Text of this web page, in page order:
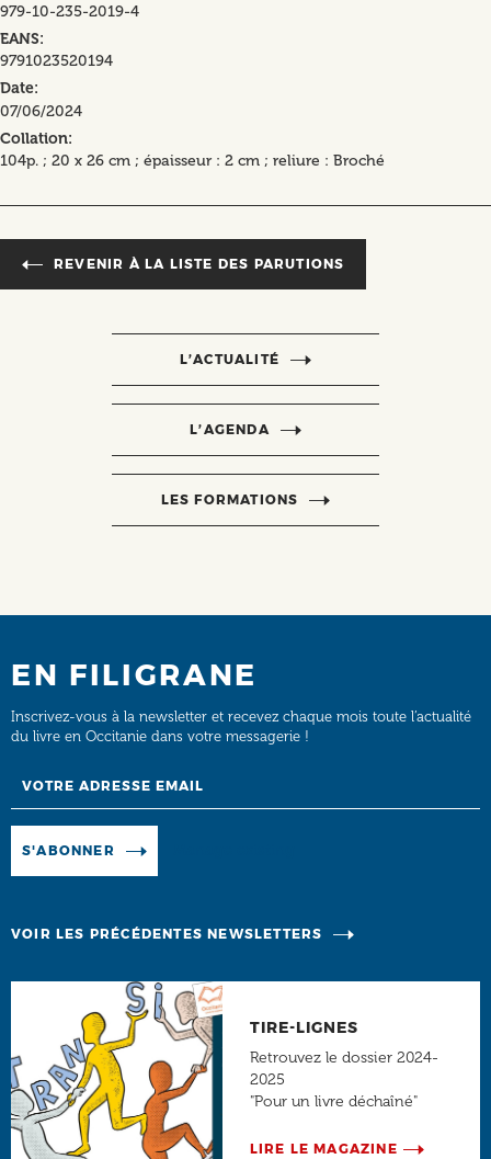
979-10-235-2019-4
EANS
9791023520194
Date
07/06/2024
Collation
104p. ; 20 x 26 cm ; épaisseur : 2 cm ; reliure : Broché
REVENIR À LA LISTE DES PARUTIONS
L’ACTUALITÉ
L’AGENDA
LES FORMATIONS
EN FILIGRANE
Inscrivez-vous à la newsletter et recevez chaque mois toute l’actualité
du livre en Occitanie dans votre messagerie !
S'ABONNER
VOIR LES PRÉCÉDENTES NEWSLETTERS
TIRE-LIGNES
Retrouvez le dossier 2024-
2025
"Pour un livre déchaîné"
LIRE LE MAGAZINE